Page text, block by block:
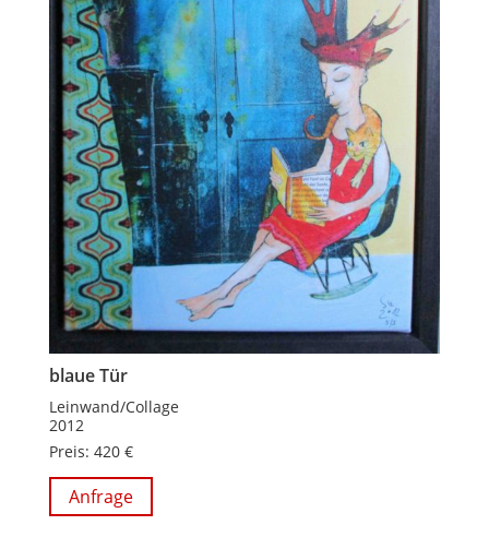
blaue Tür
Leinwand/Collage
2012
Preis: 420 €
Anfrage